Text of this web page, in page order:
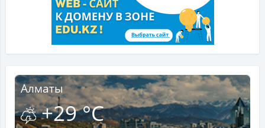
Алматы
+29 °C